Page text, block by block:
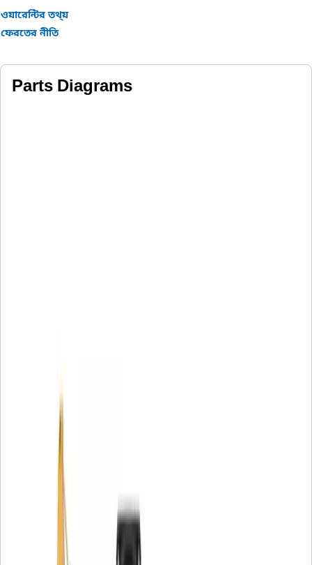
ওয়ারেন্টির তথ্য়
ফেরতের নীতি
Parts Diagrams